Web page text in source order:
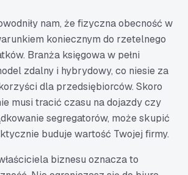
nam, że fizyczna obecność w
koniecznym do rzetelnego
Branża księgowa w pełni
zdalny i hybrydowy, co niesie za
dla przedsiębiorców. Skoro
musi tracić czasu na dojazdy czy
segregatorów, może skupić
buduje wartość Twojej firmy.
biznesu oznacza to